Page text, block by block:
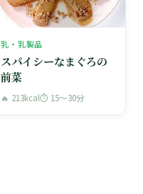
乳・乳製品
スパイシーなまぐろの
前菜
🔥 213kcal⏱ 15〜30分